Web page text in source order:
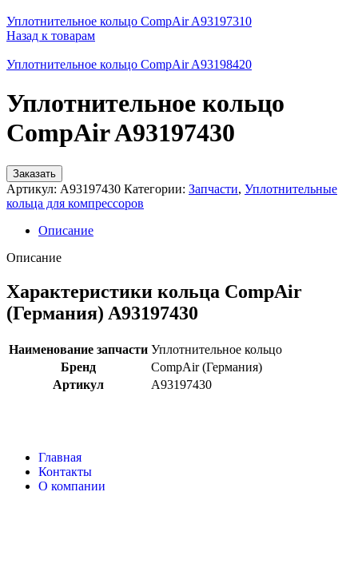
Уплотнительное кольцо CompAir A93197310
Назад к товарам
Уплотнительное кольцо CompAir A93198420
Уплотнительное кольцо
CompAir A93197430
Заказать
Артикул: A93197430 Категории: Запчасти, Уплотнительные
кольца для компрессоров
Описание
Описание
Характеристики кольца CompAir
(Германия) A93197430
Наименование запчасти Уплотнительное кольцо
Бренд
CompAir (Германия)
Артикул
A93197430
Главная
Контакты
О компании